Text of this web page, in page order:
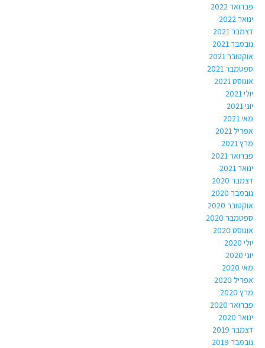
פברואר 2022
ינואר 2022
דצמבר 2021
נובמבר 2021
אוקטובר 2021
ספטמבר 2021
אוגוסט 2021
יולי 2021
יוני 2021
מאי 2021
אפריל 2021
מרץ 2021
פברואר 2021
ינואר 2021
דצמבר 2020
נובמבר 2020
אוקטובר 2020
ספטמבר 2020
אוגוסט 2020
יולי 2020
יוני 2020
מאי 2020
אפריל 2020
מרץ 2020
פברואר 2020
ינואר 2020
דצמבר 2019
נובמבר 2019